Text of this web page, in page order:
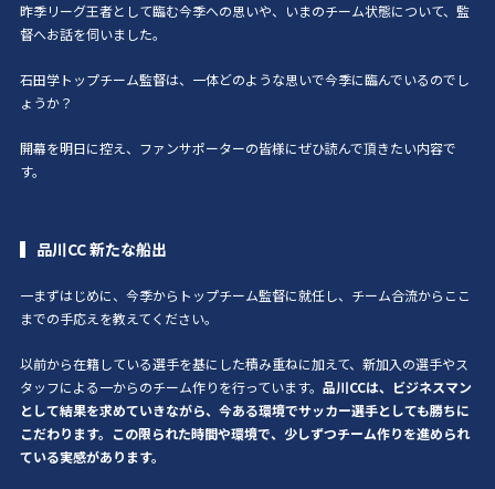
昨季リーグ王者として臨む今季への思いや、いまのチーム状態について、監
督へお話を伺いました。
石田学トップチーム監督は、一体どのような思いで今季に臨んでいるのでし
ょうか？
開幕を明日に控え、ファンサポーターの皆様にぜひ読んで頂きたい内容で
す。
品川CC 新たな船出
一まずはじめに、今季からトップチーム監督に就任し、チーム合流からここ
までの手応えを教えてください。
以前から在籍している選手を基にした積み重ねに加えて、新加入の選手やス
タッフによる一からのチーム作りを行っています。 品川CCは、ビジネスマン
として結果を求めていきながら、今ある環境でサッカー選手としても勝ちに
こだわります。この限られた時間や環境で、少しずつチーム作りを進められ
ている実感があります。